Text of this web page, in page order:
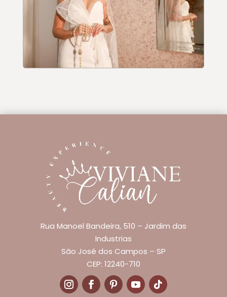
Rua Manoel Bandeira, 510 – Jardim das
Industrias
São José dos Campos – SP
CEP: 12240-710